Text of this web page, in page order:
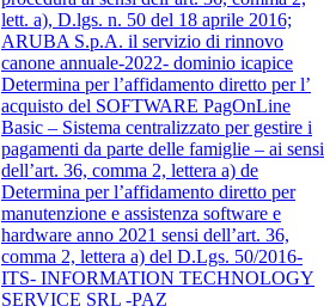
lett. a), D.lgs. n. 50 del 18 aprile 2016;
ARUBA S.p.A. il servizio di rinnovo
canone annuale-2022- dominio icapice
Determina per l’affidamento diretto per l’
acquisto del SOFTWARE PagOnLine
Basic – Sistema centralizzato per gestire i
pagamenti da parte delle famiglie – ai sensi
dell’art. 36, comma 2, lettera a) de
Determina per l’affidamento diretto per
manutenzione e assistenza software e
hardware anno 2021 sensi dell’art. 36,
comma 2, lettera a) del D.Lgs. 50/2016-
ITS- INFORMATION TECHNOLOGY
SERVICE SRL -PAZ